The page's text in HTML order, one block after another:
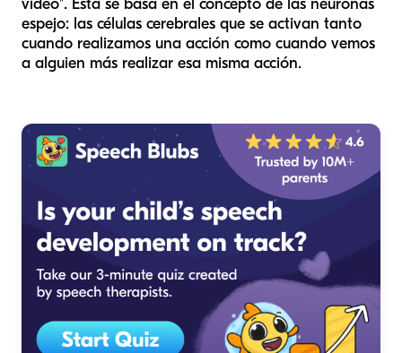
espejo: las células cerebrales que se activan tanto
cuando realizamos una acción como cuando vemos
a alguien más realizar esa misma acción.